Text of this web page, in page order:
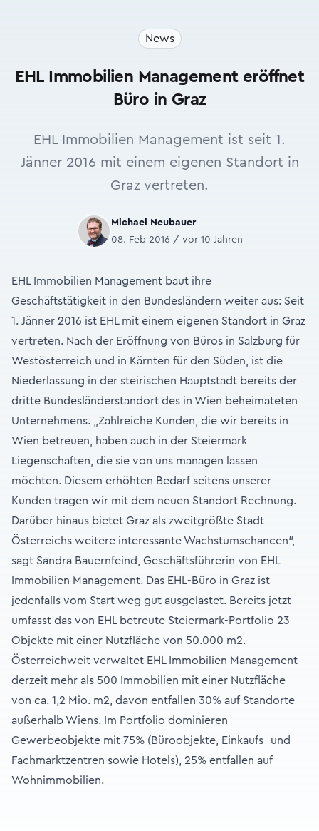
News
EHL Immobilien Management eröffnet
Büro in Graz
EHL Immobilien Management ist seit 1.
Jänner 2016 mit einem eigenen Standort in
Graz vertreten.
Michael Neubauer
08. Feb 2016 / vor 10 Jahren
EHL Immobilien Management baut ihre
Geschäftstätigkeit in den Bundesländern weiter aus: Seit
1. Jänner 2016 ist EHL mit einem eigenen Standort in Graz
vertreten. Nach der Eröffnung von Büros in Salzburg für
Westösterreich und in Kärnten für den Süden, ist die
Niederlassung in der steirischen Hauptstadt bereits der
dritte Bundesländerstandort des in Wien beheimateten
Unternehmens. „Zahlreiche Kunden, die wir bereits in
Wien betreuen, haben auch in der Steiermark
Liegenschaften, die sie von uns managen lassen
möchten. Diesem erhöhten Bedarf seitens unserer
Kunden tragen wir mit dem neuen Standort Rechnung.
Darüber hinaus bietet Graz als zweitgrößte Stadt
Österreichs weitere interessante Wachstumschancen“,
sagt Sandra Bauernfeind, Geschäftsführerin von EHL
Immobilien Management. Das EHL-Büro in Graz ist
jedenfalls vom Start weg gut ausgelastet. Bereits jetzt
umfasst das von EHL betreute Steiermark-Portfolio 23
Objekte mit einer Nutzfläche von 50.000 m2.
Österreichweit verwaltet EHL Immobilien Management
derzeit mehr als 500 Immobilien mit einer Nutzfläche
von ca. 1,2 Mio. m2, davon entfallen 30% auf Standorte
außerhalb Wiens. Im Portfolio dominieren
Gewerbeobjekte mit 75% (Büroobjekte, Einkaufs- und
Fachmarktzentren sowie Hotels), 25% entfallen auf
Wohnimmobilien.